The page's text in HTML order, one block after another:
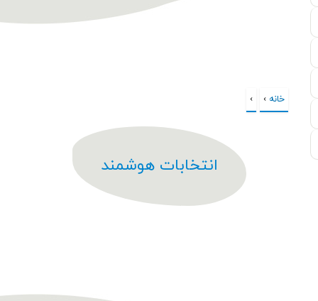
شما اینجا هستید
خانه ›
›
انتخابات هوشمند